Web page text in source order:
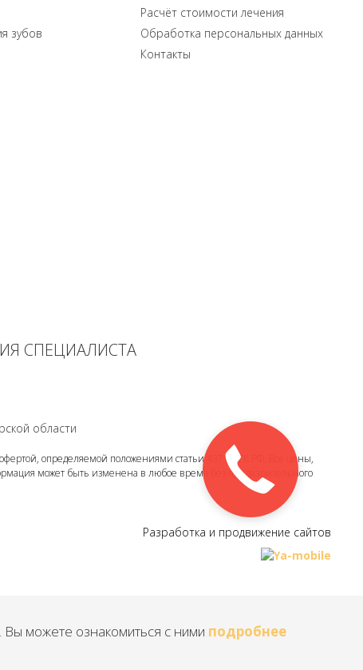
зубов
Расчёт стоимости лечения
Обработка персональных данных
Контакты
СПЕЦИАЛИСТА
области
определяемой положениями статьи 437 (2) ГК РФ. Все цены,
может быть изменена в любое время без предварительного
Разработка и продвижение сайтов
Вы можете ознакомиться с ними подробнее